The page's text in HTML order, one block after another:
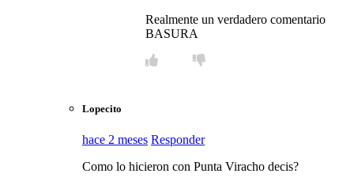
Realmente un verdadero comentario
BASURA
Lopecito
hace 2 meses Responder
Como lo hicieron con Punta Viracho decis?